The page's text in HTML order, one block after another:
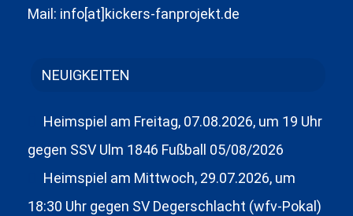
Mail: info[at]kickers-fanprojekt.de
NEUIGKEITEN
Heimspiel am Freitag, 07.08.2026, um 19 Uhr
gegen SSV Ulm 1846 Fußball
05/08/2026
Heimspiel am Mittwoch, 29.07.2026, um
18:30 Uhr gegen SV Degerschlacht (wfv-Pokal)